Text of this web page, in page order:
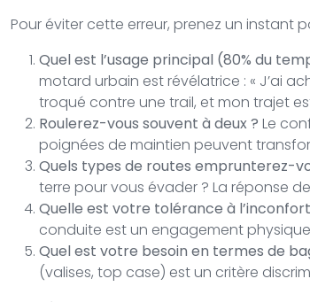
Pour éviter cette erreur, prenez un
Quel est l’usage principal (80% du
motard urbain est révélatrice : « J’ai
troqué contre une trail, et mon trajet
Roulerez-vous souvent à deux ? Le
poignées de maintien peuvent
Quels types de routes emprunterez-
terre pour vous évader ? La réponse
Quelle est votre tolérance à
conduite est un engagement
Quel est votre besoin en termes de
(valises, top case) est un critère